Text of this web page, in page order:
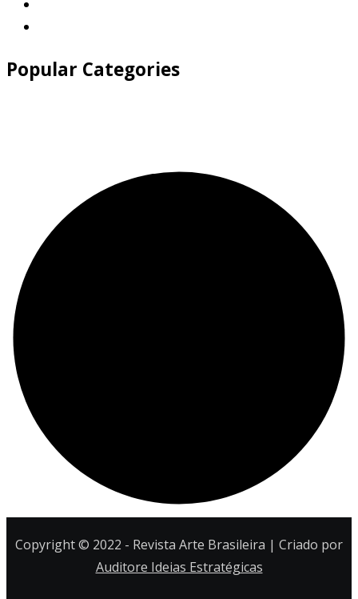
Popular Categories
Copyright © 2022 - Revista Arte Brasileira | Criado por
Auditore Ideias Estratégicas